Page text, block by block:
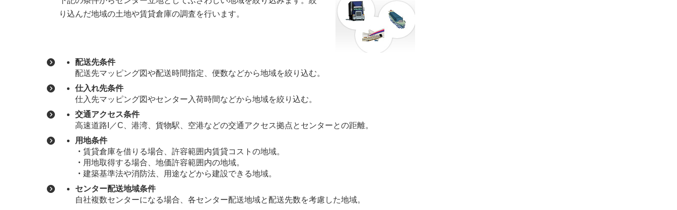
り込んだ地域の土地や賃貸倉庫の調査を行います。
配送先条件
配送先マッピング図や配送時間指定、便数などから地域を絞り込む。
仕入れ先条件
仕入先マッピング図やセンター入荷時間などから地域を絞り込む。
交通アクセス条件
高速道路I／C、港湾、貨物駅、空港などの交通アクセス拠点とセンターとの距離。
用地条件
・ 賃貸倉庫を借りる場合、許容範囲内賃貸コストの地域。
・ 用地取得する場合、地価許容範囲内の地域。
・ 建築基準法や消防法、用途などから建設できる地域。
センター配送地域条件
自社複数センターになる場合、各センター配送地域と配送先数を考慮した地域。